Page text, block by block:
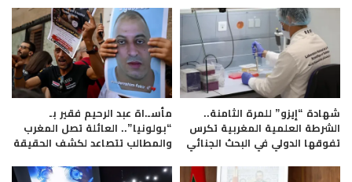
شهادة “إيزو” للمرة الثامنة..
الشرطة العلمية المغربية تكرس
تفوقها الدولي في البحث الجنائي
مأسـ.اة عبد الرحيم فقير بـ
“بولونيا”.. العائلة تصل المغرب
والمطالب تتصاعد لكشف الحقيقة